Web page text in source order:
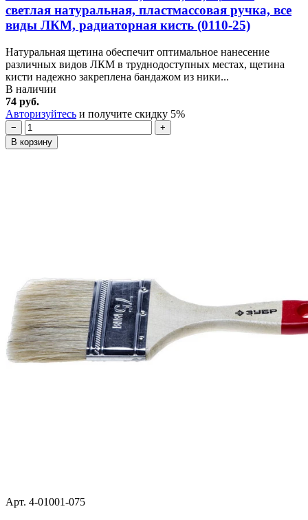
светлая натуральная, пластмассовая ручка, все
виды ЛКМ, радиаторная кисть (0110-25)
Натуральная щетина обеспечит оптимальное нанесение
различных видов ЛКМ в труднодоступных местах, щетина
кисти надежно закреплена бандажом из ники...
В наличии
74 руб.
Авторизуйтесь и получите скидку 5%
−
+
В корзину
Арт. 4-01001-075